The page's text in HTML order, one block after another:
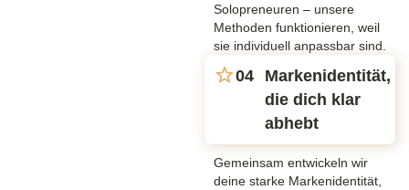
Solopreneuren – unsere
Methoden funktionieren, weil
sie individuell anpassbar sind.
04
Markenidentität,
die dich klar
abhebt
Gemeinsam entwickeln wir
deine starke Markenidentität,